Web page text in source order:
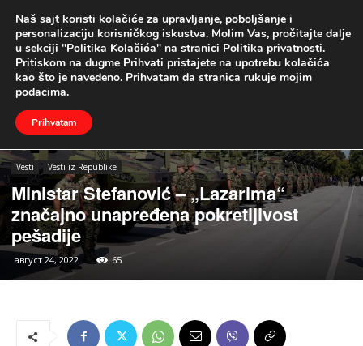
UŽIVO
Naslovna Vesti Vesti iz Republike
Vesti Vesti iz Republike
Ministar Stefanović – „Lazarima“
značajno unapređena pokretljivost
pešadije
август 24, 2022 65
Naš sajt koristi kolačiće za upravljanje, poboljšanje i
personalizaciju korisničkog iskustva. Molim Vas, pročitajte dalje
u sekciji "Politika Kolačića" na stranici Politika privatnosti.
Pritiskom na dugme Prihvati pristajete na upotrebu kolačića
kao što je navedeno. Prihvatam da stranica rukuje mojim
podacima.
Prihvatam